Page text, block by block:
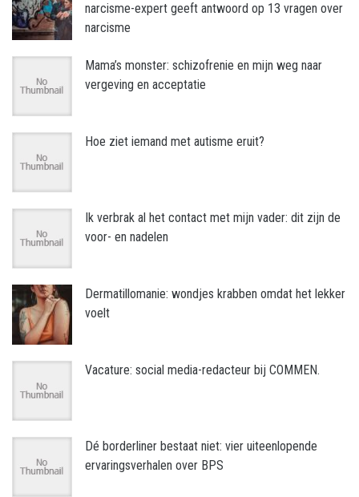
narcisme-expert geeft antwoord op 13 vragen over
narcisme
Mama’s monster: schizofrenie en mijn weg naar
vergeving en acceptatie
Hoe ziet iemand met autisme eruit?
Ik verbrak al het contact met mijn vader: dit zijn de
voor- en nadelen
Dermatillomanie: wondjes krabben omdat het lekker
voelt
Vacature: social media-redacteur bij COMMEN.
Dé borderliner bestaat niet: vier uiteenlopende
ervaringsverhalen over BPS